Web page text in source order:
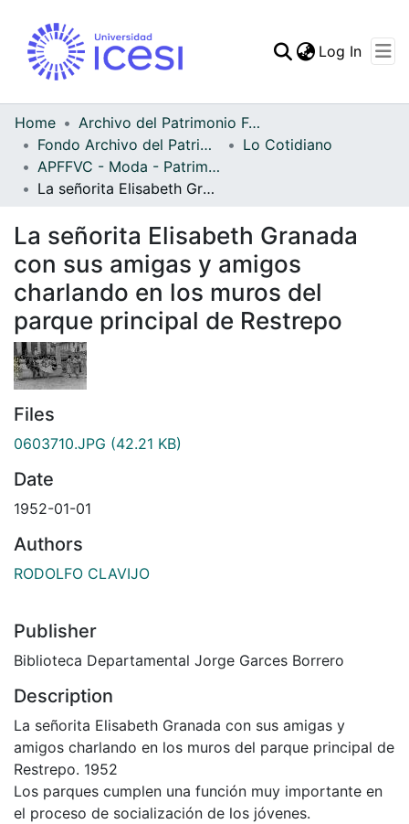
Statistics
Log In
Home
Archivo del Patrimonio Fotográfico y Fílmico del Valle del Cauca
Fondo Archivo del Patrimonio Fotográfico y Fílmico del Valle del Cauca
Lo Cotidiano
APFFVC - Moda - Patrimonial
La señorita Elisabeth Granada con sus amigas y amigos charlando en los muros del parque principal de Restrepo
La señorita Elisabeth Granada
con sus amigas y amigos
charlando en los muros del
parque principal de Restrepo
Files
0603710.JPG (42.21 KB)
Date
1952-01-01
Authors
RODOLFO CLAVIJO
Publisher
Biblioteca Departamental Jorge Garces Borrero
Description
La señorita Elisabeth Granada con sus amigas y
amigos charlando en los muros del parque principal de
Restrepo. 1952
Los parques cumplen una función muy importante en
el proceso de socialización de los jóvenes.